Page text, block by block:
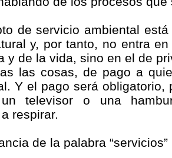
de servicio ambiental
y, por tanto, no entra
y de la vida, sino en el de
las cosas, de pago a
Y el pago será obligatorio,
televisor o una
respirar.
de la palabra “servicios”